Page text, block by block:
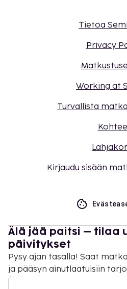
Tietoa
Privacy
Working at
Turvallista
Kirjaudu sisään
Älä jää paitsi – tilaa
päivitykset
Pysy ajan tasalla! Saat
ja pääsyn ainutlaatuisiin